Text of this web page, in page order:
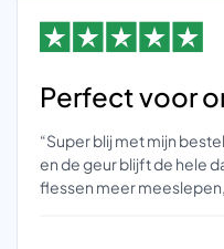
Perfect voor
“Super blij met mijn
en de geur blijft de hele
flessen meer